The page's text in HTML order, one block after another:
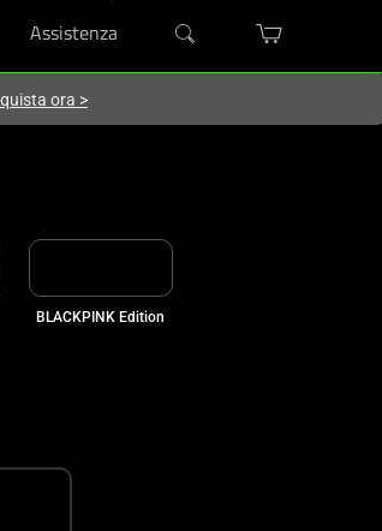
Assistenza
ora >
BLACKPINK Edition